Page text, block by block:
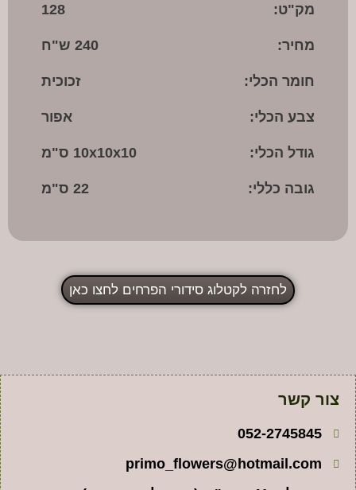
מק"ט: 128
מחיר: 240 ש"ח
חומר הכלי: זכוכית
צבע הכלי: אפור
גודל הכלי: 10x10x10 ס"מ
גובה כללי: 22 ס"מ
לחזרה לקטלוג סידורי הפרחים לחצו כאן
צור קשר
052-2745845
primo_flowers@hotmail.com